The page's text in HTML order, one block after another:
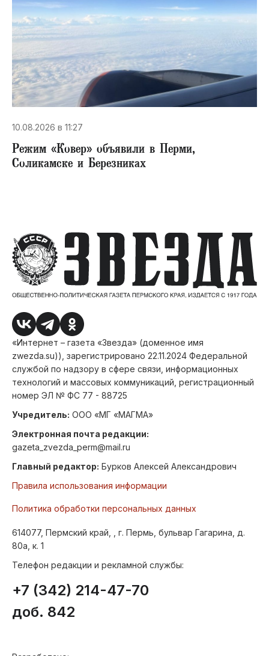
10.08.2026 в 11:27
Режим «Ковер» объявили в Перми,
Соликамске и Березниках
«Интернет – газета «Звезда» (доменное имя
zwezda.su)), зарегистрировано 22.11.2024 Федеральной
службой по надзору в сфере связи, информационных
технологий и массовых коммуникаций, регистрационный
номер ЭЛ № ФС 77 - 88725
Учредитель: ООО «МГ «МАГМА»
Электронная почта редакции:
gazeta_zvezda_perm@mail.ru
Главный редактор: Бурков Алексей Александрович
Правила использования информации
Политика обработки персональных данных
614077, Пермский край, , г. Пермь, бульвар Гагарина, д.
80а, к. 1
Телефон редакции и рекламной службы:
+7 (342) 214-47-70
доб. 842